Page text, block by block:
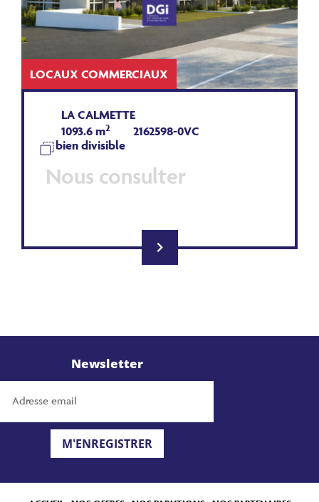
LOCAUX COMMERCIAUX
LA CALMETTE
1093.6 m2
2162598-0VC
bien divisible
Nous consulter
Newsletter
M'ENREGISTRER